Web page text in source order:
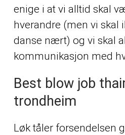
enige i at vi alltid skal
hverandre (men vi skal
danse nært) og vi skal
kommunikasjon med
Best blow job
trondheim
Løk tåler forsendelsen